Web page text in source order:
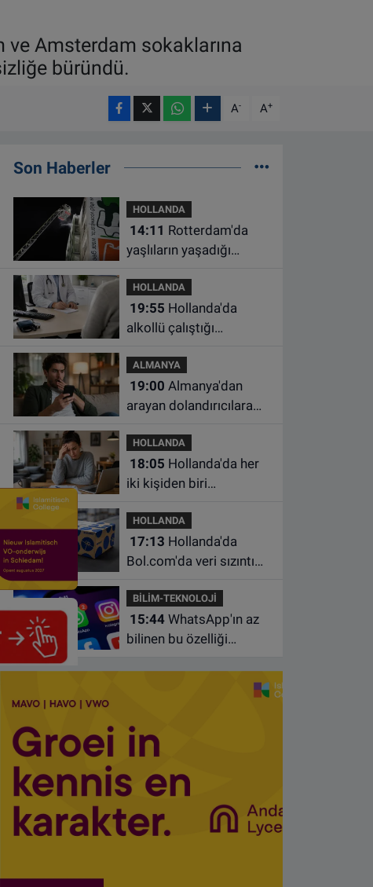
ve Amsterdam sokaklarına
büründü.
A- A+
Son Haberler
HOLLANDA
14:11
yaşlıların yaşadığı
yangında bir kişi öldü
HOLLANDA
19:55
alkollü çalıştığı
çalışma yasağı
ALMANYA
19:00
arayan dolandırıcılara
HOLLANDA
18:05
iki kişiden biri
HOLLANDA
17:13
Bol.com'da veri sızıntısı:
geçirilmiş olabilir
BİLİM-TEKNOLOJİ
15:44WhatsApp'ın az
bilinen bu özelliği